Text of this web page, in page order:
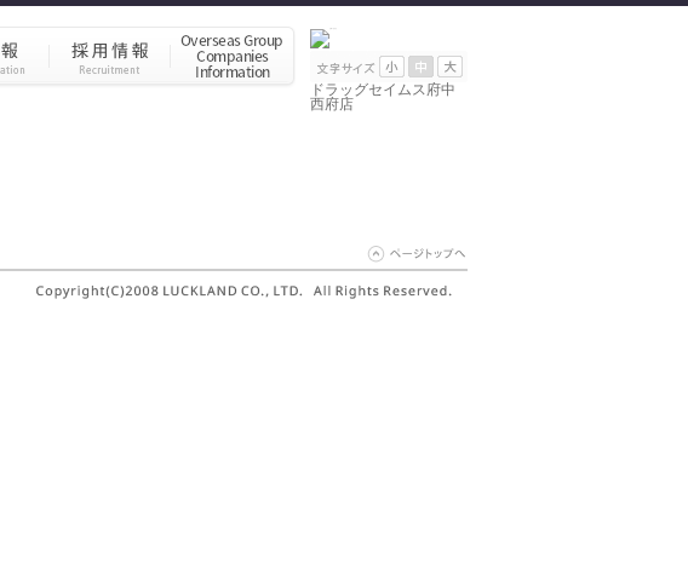
ドラッグセイムス府中
西府店